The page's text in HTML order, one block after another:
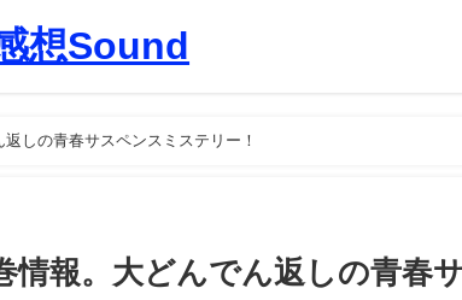
想Sound
しの青春サスペンスミステリー！
情報。大どんでん返しの青春